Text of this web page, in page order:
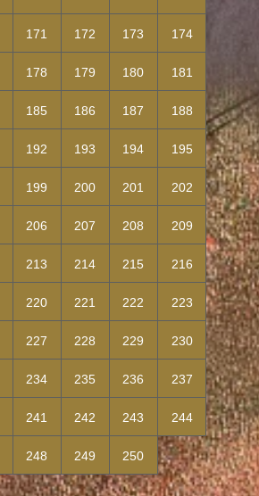
171 172 173 174
178 179 180 181
185 186 187 188
192 193 194 195
199 200 201 202
206 207 208 209
213 214 215 216
220 221 222 223
227 228 229 230
234 235 236 237
241 242 243 244
248 249 250